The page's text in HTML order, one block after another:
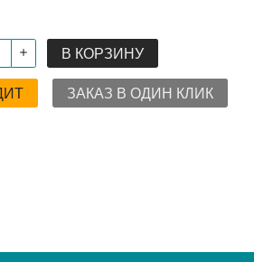
В КОРЗИНУ
ЗАКАЗ В ОДИН КЛИК